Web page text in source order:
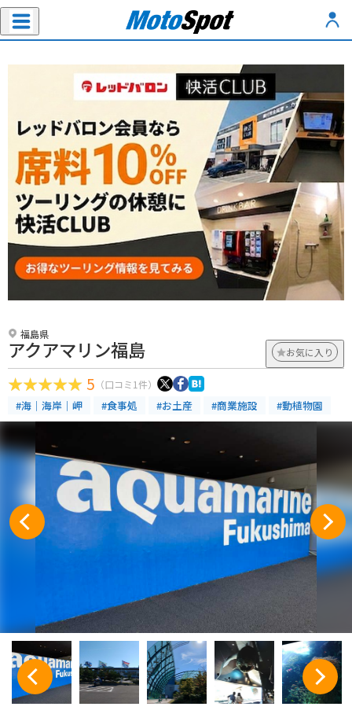
福島県
アクアマリン福島 お気に入り
5 （口コミ1件）
#海｜海岸｜岬 #食事処 #お土産 #商業施設 #動植物園